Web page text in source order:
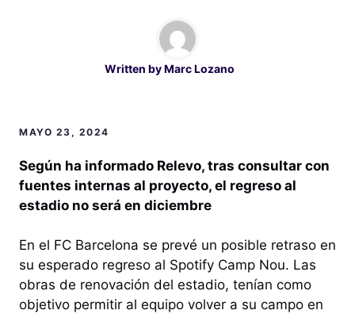
Written byMarc Lozano
MAYO 23, 2024
Según ha informado Relevo, tras consultar con
fuentes internas al proyecto, el regreso al
estadio no será en diciembre
En el FC Barcelona se prevé un posible retraso en
su esperado regreso al Spotify Camp Nou. Las
obras de renovación del estadio, tenían como
objetivo permitir al equipo volver a su campo en